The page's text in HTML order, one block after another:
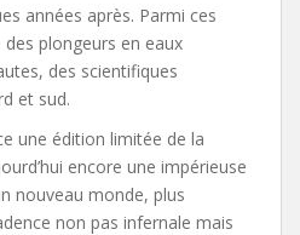
années après. Parmi ces
plongeurs en eaux
des scientifiques
et sud.
une édition limitée de la
encore une impérieuse
nouveau monde, plus
non pas infernale mais